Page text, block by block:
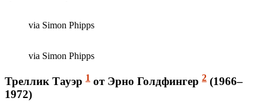
via Simon Phipps
via Simon Phipps
Треллик Тауэр 1 от Эрно Голдфингер 2 (1966–
1972)